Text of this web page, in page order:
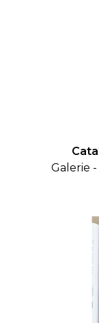
Galerie